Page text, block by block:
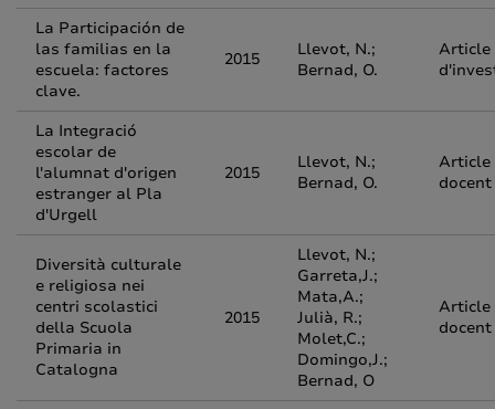
La Participación de
las familias en la
escuela: factores
clave.
2015
Llevot, N.;
Bernad, O.
Article
La Integració
escolar de
l'alumnat d'origen
estranger al Pla
d'Urgell
2015
Llevot, N.;
Bernad, O.
Article
docent
Diversità culturale
e religiosa nei
centri scolastici
della Scuola
Primaria in
Catalogna
2015
Llevot, N.;
Garreta,J.;
Mata,A.;
Julià, R.;
Molet,C.;
Domingo,J.;
Bernad, O
Article
docent